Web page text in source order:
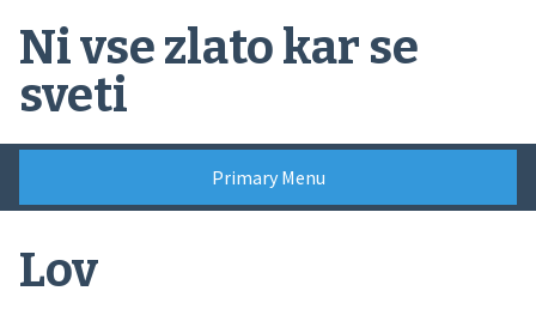
content
Ni vse zlato kar se
sveti
Primary Menu
Lov